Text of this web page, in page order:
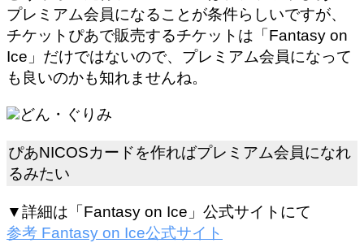
プレミアム会員になることが条件らしいですが、
チケットぴあで販売するチケットは「Fantasy on
Ice」だけではないので、プレミアム会員になって
も良いのかも知れませんね。
どん・ぐりみ
ぴあNICOSカードを作ればプレミアム会員になれ
るみたい
▼詳細は「Fantasy on Ice」公式サイトにて
参考 Fantasy on Ice公式サイト